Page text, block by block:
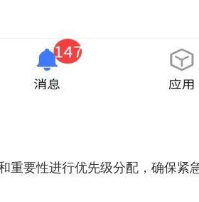
重要性进行优先级分配，确保紧